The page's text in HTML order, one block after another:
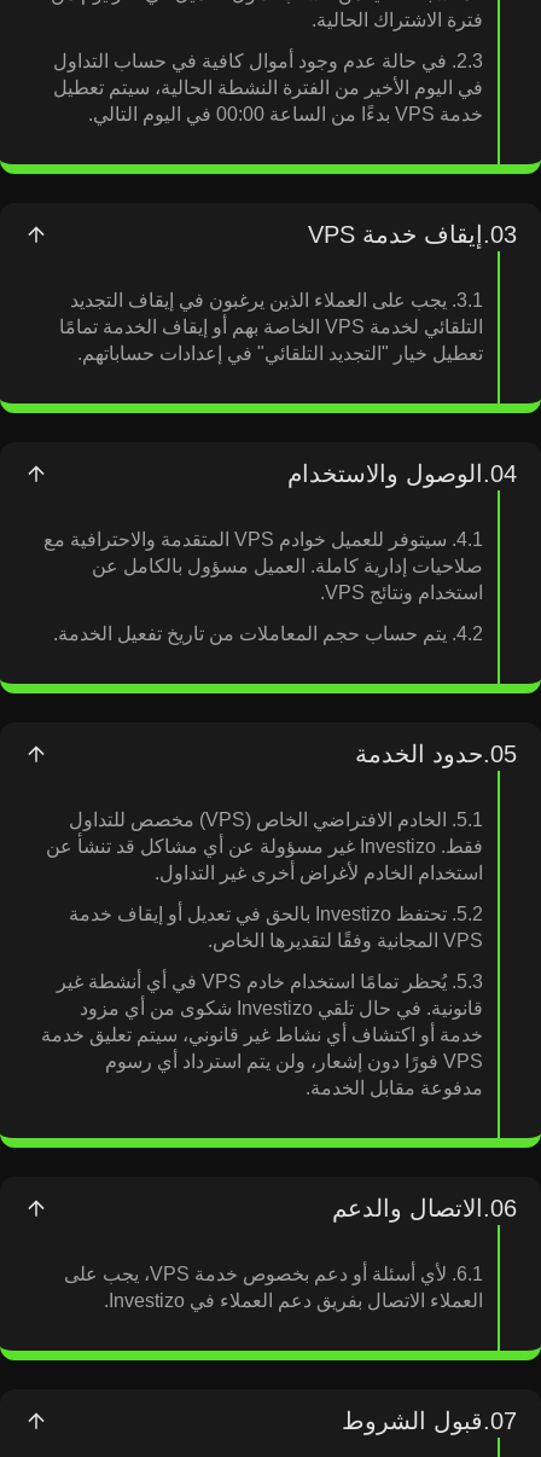
فترة الاشتراك الحالية.
2.3. في حالة عدم وجود أموال كافية في حساب التداول
في اليوم الأخير من الفترة النشطة الحالية، سيتم تعطيل
خدمة VPS بدءًا من الساعة 00:00 في اليوم التالي.
03. إيقاف خدمة VPS
3.1. يجب على العملاء الذين يرغبون في إيقاف التجديد
التلقائي لخدمة VPS الخاصة بهم أو إيقاف الخدمة تمامًا
تعطيل خيار "التجديد التلقائي" في إعدادات حساباتهم.
04. الوصول والاستخدام
4.1. سيتوفر للعميل خوادم VPS المتقدمة والاحترافية مع
صلاحيات إدارية كاملة. العميل مسؤول بالكامل عن
استخدام ونتائج VPS.
4.2. يتم حساب حجم المعاملات من تاريخ تفعيل الخدمة.
05. حدود الخدمة
5.1. الخادم الافتراضي الخاص (VPS) مخصص للتداول
فقط. Investizo غير مسؤولة عن أي مشاكل قد تنشأ عن
استخدام الخادم لأغراض أخرى غير التداول.
5.2. تحتفظ Investizo بالحق في تعديل أو إيقاف خدمة
VPS المجانية وفقًا لتقديرها الخاص.
5.3. يُحظر تمامًا استخدام خادم VPS في أي أنشطة غير
قانونية. في حال تلقي Investizo شكوى من أي مزود
خدمة أو اكتشاف أي نشاط غير قانوني، سيتم تعليق خدمة
VPS فورًا دون إشعار، ولن يتم استرداد أي رسوم
مدفوعة مقابل الخدمة.
06. الاتصال والدعم
6.1. لأي أسئلة أو دعم بخصوص خدمة VPS، يجب على
العملاء الاتصال بفريق دعم العملاء في Investizo.
07. قبول الشروط